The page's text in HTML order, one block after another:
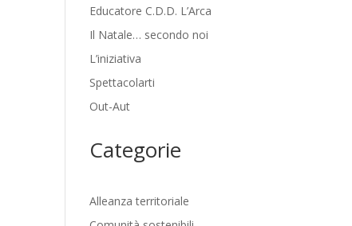
Educatore C.D.D. L’Arca
Il Natale… secondo noi
L’iniziativa
Spettacolarti
Out-Aut
Categorie
Alleanza territoriale